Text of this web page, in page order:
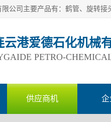
云港爱德石化机械
PETRO-
供应商机 企